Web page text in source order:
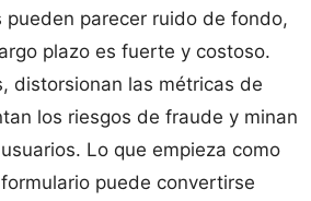
pueden parecer ruido de fondo,
plazo es fuerte y costoso.
distorsionan las métricas de
los riesgos de fraude y minan
Lo que empieza como
puede convertirse